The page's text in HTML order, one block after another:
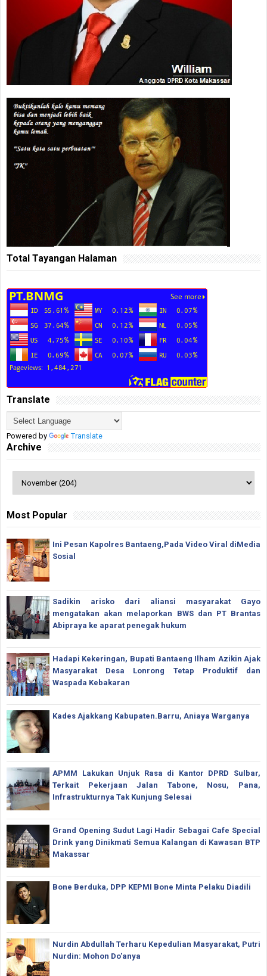
Total Tayangan Halaman
Translate
Powered by Translate
Archive
Most Popular
Ini Pesan Kapolres Bantaeng,Pada Video Viral diMedia
Sosial
Sadikin arisko dari aliansi masyarakat Gayo
mengatakan akan melaporkan BWS dan PT Brantas
Abipraya ke aparat penegak hukum
Hadapi Kekeringan, Bupati Bantaeng Ilham Azikin Ajak
Masyarakat Desa Lonrong Tetap Produktif dan
Waspada Kebakaran
Kades Ajakkang Kabupaten.Barru, Aniaya Warganya
APMM Lakukan Unjuk Rasa di Kantor DPRD Sulbar,
Terkait Pekerjaan Jalan Tabone, Nosu, Pana,
Infrastrukturnya Tak Kunjung Selesai
Grand Opening Sudut Lagi Hadir Sebagai Cafe Special
Drink yang Dinikmati Semua Kalangan di Kawasan BTP
Makassar
Bone Berduka, DPP KEPMI Bone Minta Pelaku Diadili
Nurdin Abdullah Terharu Kepedulian Masyarakat, Putri
Nurdin: Mohon Do'anya